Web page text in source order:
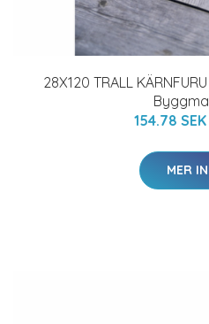
28X120 TRALL
154.78 SEK
MER